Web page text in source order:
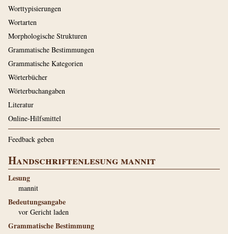
Worttypisierungen
Wortarten
Morphologische Strukturen
Grammatische Bestimmungen
Grammatische Kategorien
Wörterbücher
Wörterbuchangaben
Literatur
Online-Hilfsmittel
Feedback geben
Handschriftenlesung mannit
Lesung
mannit
Bedeutungsangabe
vor Gericht laden
Grammatische Bestimmung